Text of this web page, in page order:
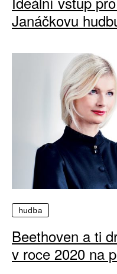
Janáčkovu
hudba
Beethoven a ti
v roce 2020 na